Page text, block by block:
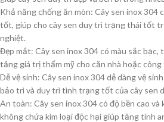
Khả năng chống ăn mòn: Cây sen inox 304
tốt, giúp cho cây sen duy trì trạng thái tốt
nghiệt.
Đẹp mắt: Cây sen inox 304 có màu sắc
tăng giá trị thẩm mỹ cho căn nhà hoặc công
Dễ vệ sinh: Cây sen inox 304 dễ dàng vệ
bảo trì và duy trì tình trạng tốt của cây sen
An toàn: Cây sen inox 304 có độ bền cao
không chứa kim loại độc hại giúp tăng tính